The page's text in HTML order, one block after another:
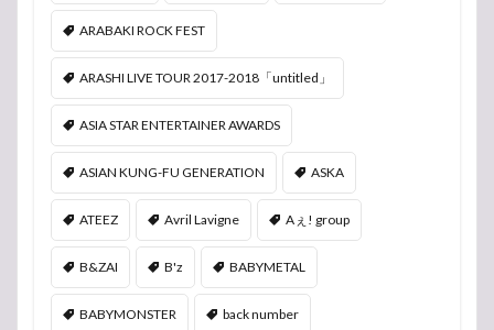
ARABAKI ROCK FEST
ARASHI LIVE TOUR 2017-2018「untitled」
ASIA STAR ENTERTAINER AWARDS
ASIAN KUNG-FU GENERATION ASKA
ATEEZ Avril Lavigne Aぇ! group
B&ZAI B'z BABYMETAL
BABYMONSTER back number